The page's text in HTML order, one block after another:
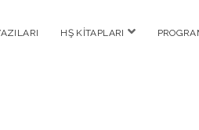
HŞ KITAPLARI menüyü